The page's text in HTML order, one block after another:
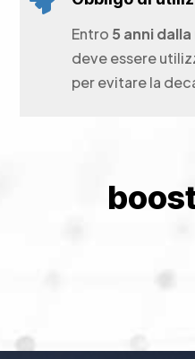
Entro 5 anni
deve essere
per evitare la